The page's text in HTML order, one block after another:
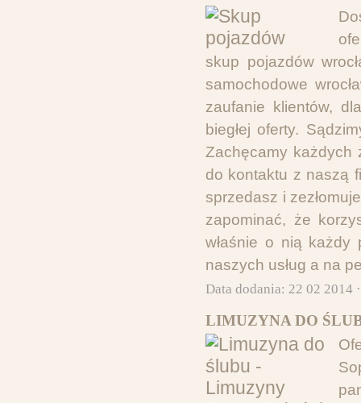
skup pojazdów
samochodowe
zaufanie klientów,
biegłej oferty.
Zachęcamy każdych
do kontaktu z naszą
sprzedasz i
zapominać, że
właśnie o nią każdy
naszych usług a na
Data dodania: 22 02 2014
LIMUZYNA DO